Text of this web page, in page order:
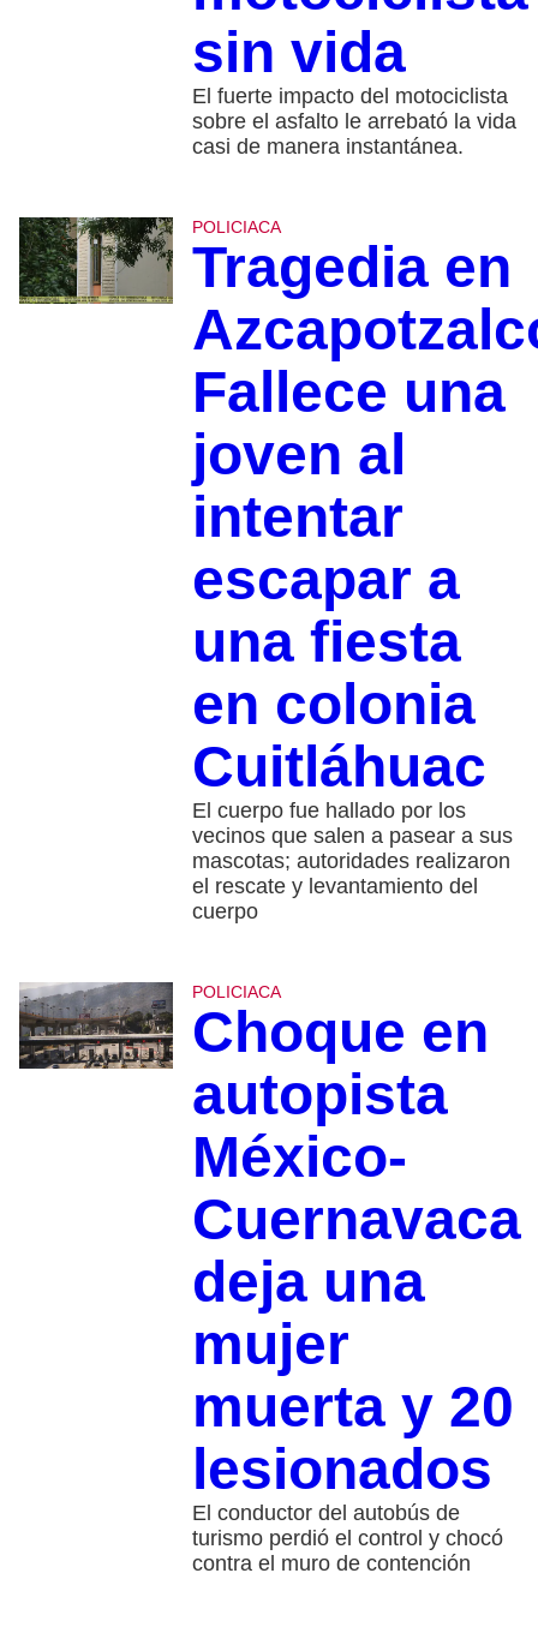
sin vida
El fuerte impacto del motociclista
sobre el asfalto le arrebató la vida
casi de manera instantánea.
POLICIACA
Tragedia en
Fallece una
joven al
intentar
escapar a
una fiesta
en colonia
Cuitláhuac
El cuerpo fue hallado por los
vecinos que salen a pasear a sus
mascotas; autoridades realizaron
el rescate y levantamiento del
cuerpo
POLICIACA
Choque en
autopista
México-
Cuernavaca
deja una
mujer
muerta y 20
lesionados
El conductor del autobús de
turismo perdió el control y chocó
contra el muro de contención